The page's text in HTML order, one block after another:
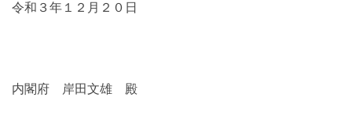
令和３年１２月２０日
内閣府 岸田文雄 殿